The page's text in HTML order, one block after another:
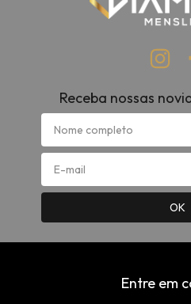
Receba nossas
Entre em